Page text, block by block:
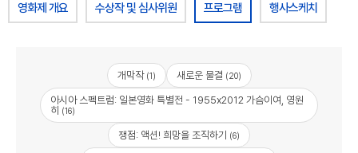
영화제 개요 수상작 및 심사위원 프로그램 행사스케치
개막작(1) 새로운 물결 (20)
아시아 스펙트럼: 일본영화 특별전 - 1955x2012 가슴이여, 영원
히 (16)
쟁점: 액션! 희망을 조직하기 (6)